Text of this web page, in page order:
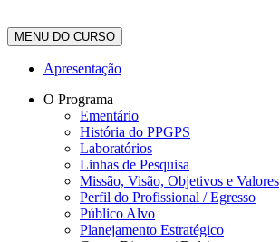
MENU DO CURSO
Apresentação
O Programa
Ementário
História do PPGPS
Laboratórios
Linhas de Pesquisa
Missão, Visão, Objetivos e Valores
Perfil do Profissional / Egresso
Público Alvo
Planejamento Estratégico